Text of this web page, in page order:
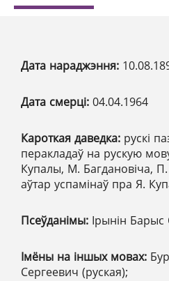
Дата нараджэння:
Дата смерці: 04.04.1964
Кароткая даведка: рускі
перакладаў на рускую
Купалы, М. Багдановіча,
аўтар успамінаў пра Я.
Псеўданімы: Ірынін Барыс
Імёны на іншых мовах:
Сергеевич (руская);